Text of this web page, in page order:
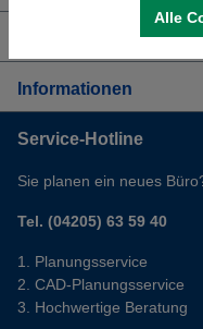
Informationen
Service-Hotline
Sie planen ein neues
Tel. (04205) 63 59 40
Planungsservice
CAD-Planungsservice
Hochwertige Beratung
Alle